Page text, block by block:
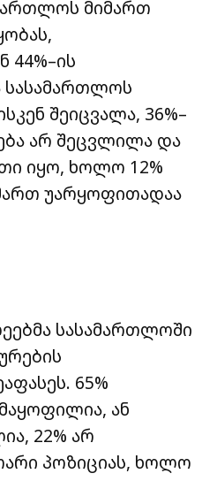
მიმართ
შეიცვალა, 36%–
არ შეცვლილა და
იყო, ხოლო 12%
უარყოფითადაა
სასამართლოში
65%
ან
22% არ
პოზიციას, ხოლო